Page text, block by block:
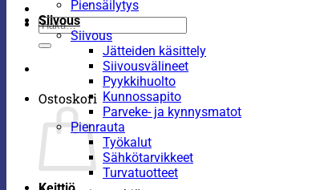
Etsi:
Ostoskori
Piensäilytys
Siivous
Siivous
Jätteiden käsittely
Siivousvälineet
Pyykkihuolto
Kunnossapito
Parveke- ja kynnysmatot
Pienrauta
Työkalut
Sähkötarvikkeet
Turvatuotteet